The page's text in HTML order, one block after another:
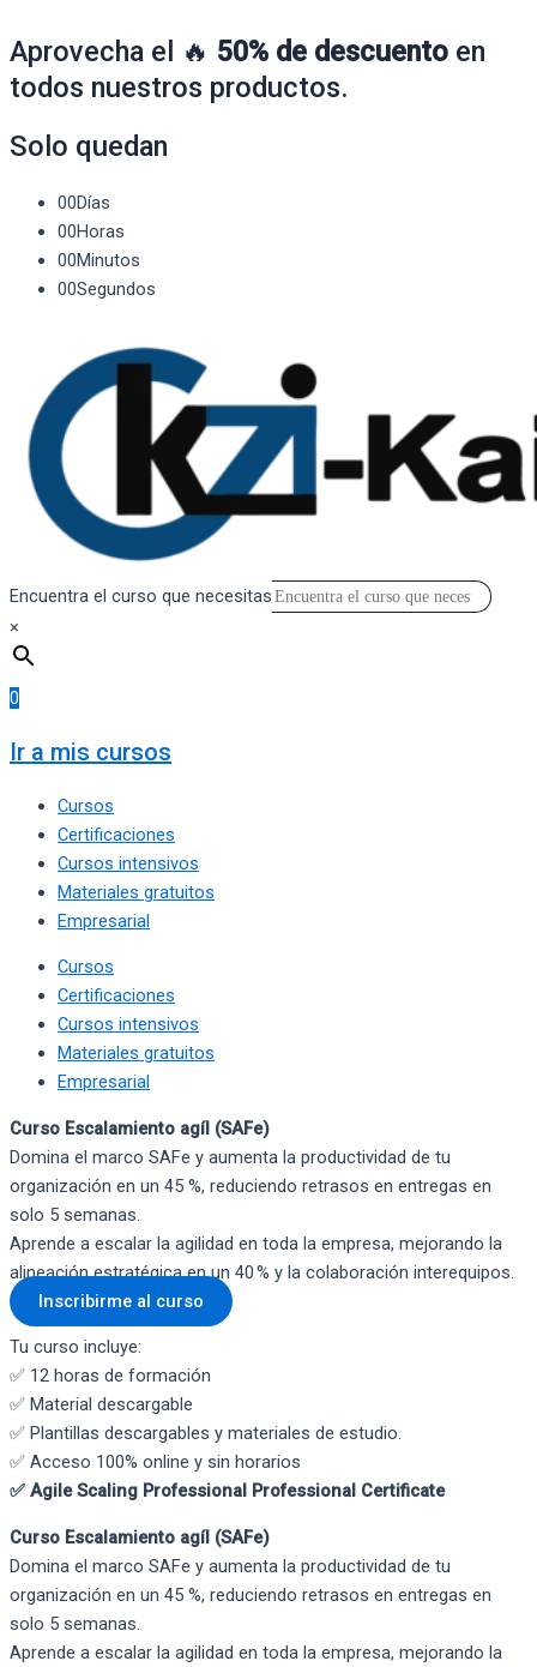
Aprovecha el 🔥 50% de descuento en
todos nuestros productos.
Solo quedan
00Días
00Horas
00Minutos
00Segundos
Encuentra el curso que necesitas
×
0
Ir a mis cursos
Cursos
Certificaciones
Cursos intensivos
Materiales gratuitos
Empresarial
Cursos
Certificaciones
Cursos intensivos
Materiales gratuitos
Empresarial
Curso Escalamiento agíl (SAFe)
Domina el marco SAFe y aumenta la productividad de tu
organización en un 45 %, reduciendo retrasos en entregas en
solo 5 semanas.
Aprende a escalar la agilidad en toda la empresa, mejorando la
alineación estratégica en un 40 % y la colaboración interequipos.
Inscribirme al curso
Tu curso incluye:
✅ 12 horas de formación
✅ Material descargable
✅ Plantillas descargables y materiales de estudio.
✅ Acceso 100% online y sin horarios
✅ Agile Scaling Professional Professional Certificate
Curso Escalamiento agíl (SAFe)
Domina el marco SAFe y aumenta la productividad de tu
organización en un 45 %, reduciendo retrasos en entregas en
solo 5 semanas.
Aprende a escalar la agilidad en toda la empresa, mejorando la